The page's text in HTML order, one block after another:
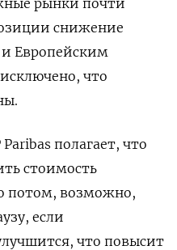
снижение
Европейским
что
полагает, что
стоимость
потом, возможно,
если
что повысит